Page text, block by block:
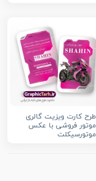
طرح کارت ویزیت گالری
موتور فروشی با عکس
موتورسیکلت